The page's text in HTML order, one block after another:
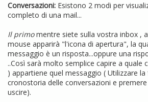
Conversazioni: Esistono 2 modi per
completo di una mail...
Il primomentre siete sulla vostra inbox ,
mouse apparirà "l'icona di apertura", la
messaggio è un risposta...oppure una
..Così sarà molto semplice capire a quale
) appartiene quel messaggio ( Utilizzare
cronostoria delle conversazioni e
uscire).